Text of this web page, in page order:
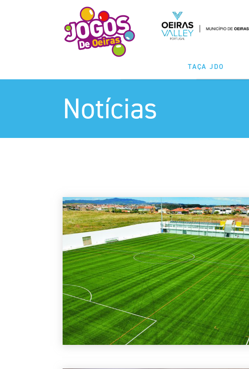
TAÇA JDO
Notícias